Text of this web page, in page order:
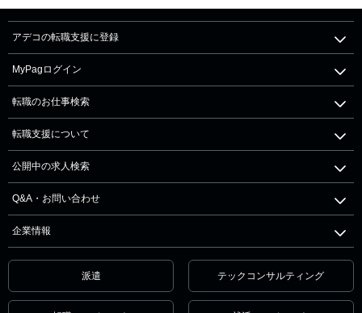
アデコの転職支援に登録
MyPagログイン
転職のお仕事検索
転職支援について
公開中の求人検索
Q&A・お問い合わせ
企業情報
派遣 テックコンサルティング